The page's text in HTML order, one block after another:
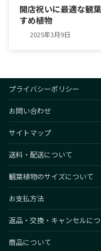
開店祝いに最適な観
すめ植物
2025年3月9日
プライバシーポリシー
お問い合わせ
サイトマップ
送料・配送について
観葉植物のサイズについて
お支払方法
返品・交換・キャンセルに
商品について